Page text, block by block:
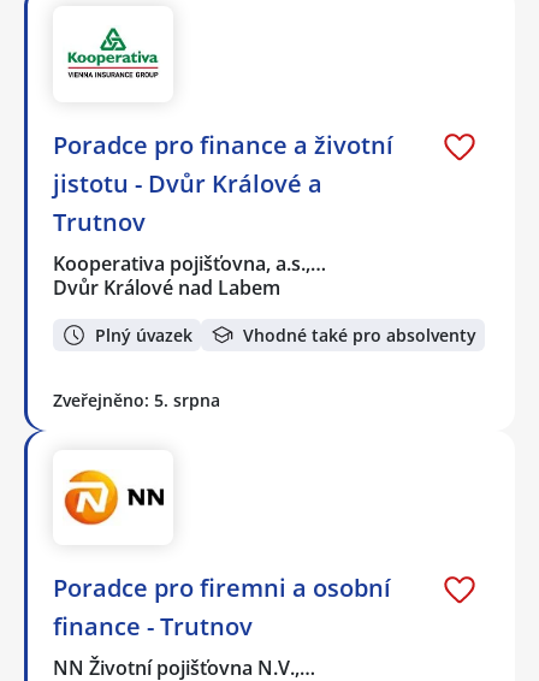
Poradce pro finance a životní
jistotu - Dvůr Králové a
Trutnov
Kooperativa pojišťovna, a.s.,…
Dvůr Králové nad Labem
Plný úvazek Vhodné také pro absolventy
Zveřejněno: 5. srpna
Poradce pro firemni a osobní
finance - Trutnov
NN Životní pojišťovna N.V.,…